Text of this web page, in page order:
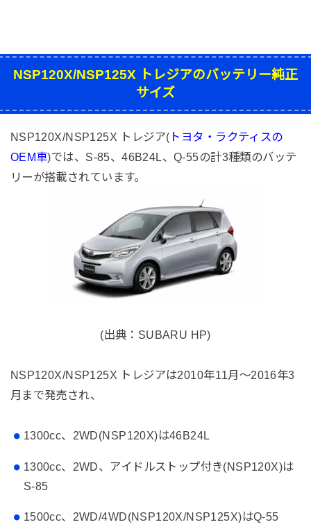
NSP120X/NSP125X トレジアのバッテリー純正
サイズ
NSP120X/NSP125X トレジア( トヨタ・ラクティスの
OEM車)では、S-85、46B24L、Q-55の計3種類のバッテ
リーが搭載されています。
(出典：SUBARU HP)
NSP120X/NSP125X トレジアは2010年11月～2016年3
月まで発売され、
1300cc、2WD(NSP120X)は46B24L
1300cc、2WD、アイドルストップ付き(NSP120X)は
S-85
1500cc、2WD/4WD(NSP120X/NSP125X)はQ-55